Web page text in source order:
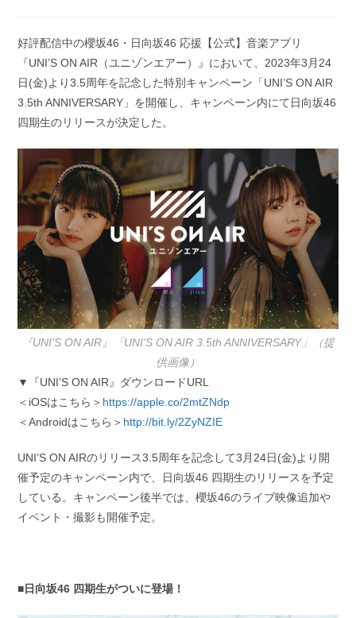
開
日:
テ
ゴ
リ
ー:
好評配信中の櫻坂46・日向坂46 応援【公式】音楽アプリ
『UNI’S ON AIR（ユニゾンエアー）』において、2023年3月24
日(金)より3.5周年を記念した特別キャンペーン「UNI’S ON AIR
3.5th ANNIVERSARY」を開催し、キャンペーン内にて日向坂46
四期生のリリースが決定した。
『UNI’S ON AIR』「UNI’S ON AIR 3.5th ANNIVERSARY」（提
供画像）
▼『UNI’S ON AIR』ダウンロードURL
＜iOSはこちら＞ https://apple.co/2mtZNdp
＜Androidはこちら＞ http://bit.ly/2ZyNZIE
UNI’S ON AIRのリリース3.5周年を記念して3月24日(金)より開
催予定のキャンペーン内で、日向坂46 四期生のリリースを予定
している。キャンペーン後半では、櫻坂46のライブ映像追加や
イベント・撮影も開催予定。
■日向坂46 四期生がついに登場！